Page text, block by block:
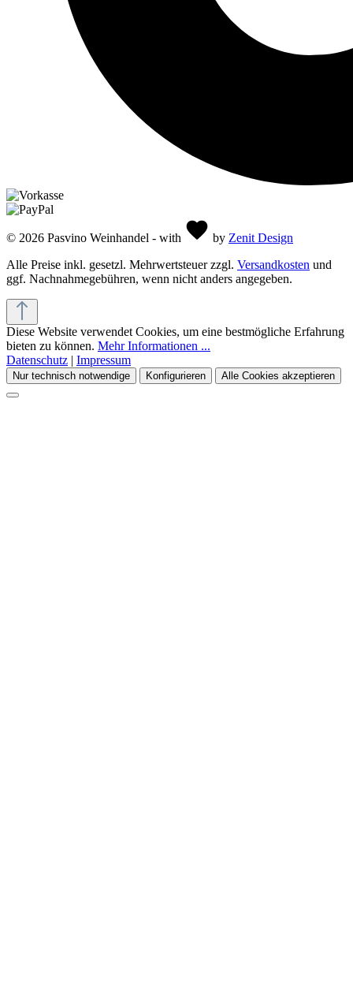
© 2026 Pasvino Weinhandel - with by Zenit Design
Alle Preise inkl. gesetzl. Mehrwertsteuer zzgl. Versandkosten und
ggf. Nachnahmegebühren, wenn nicht anders angegeben.
Diese Website verwendet Cookies, um eine bestmögliche Erfahrung
bieten zu können. Mehr Informationen ...
Datenschutz | Impressum
Nur technisch notwendige Konfigurieren Alle Cookies akzeptieren